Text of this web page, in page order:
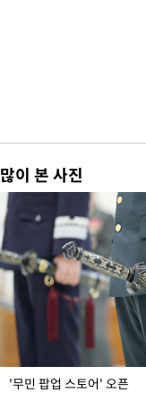
많이 본 사진
'무민 팝업 스토어' 오픈